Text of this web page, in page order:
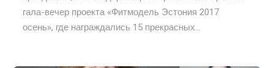
гала-вечер проекта «Фитмодель Эстония 2017
осень», где награждались 15 прекрасных...